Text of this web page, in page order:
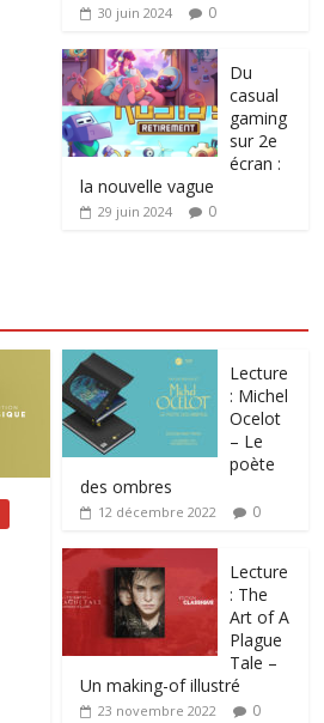
30 juin 2024 0
Du
casual
gaming
sur 2e
écran :
la nouvelle vague
29 juin 2024 0
Lecture
: Michel
Ocelot
– Le
poète
des ombres
12 décembre 2022 0
Lecture
: The
Art of A
Plague
Tale –
Un making-of illustré
23 novembre 2022 0